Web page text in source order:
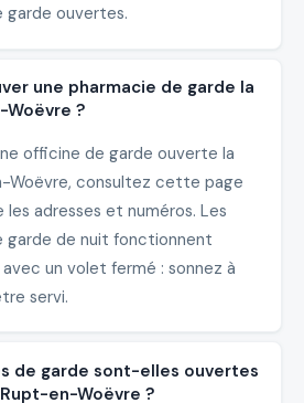
garde ouvertes.
une pharmacie de garde la
?
officine de garde ouverte la
Woëvre, consultez cette page
adresses et numéros. Les
garde de nuit fonctionnent
un volet fermé : sonnez à
servi.
de garde sont-elles ouvertes
en-Woëvre ?